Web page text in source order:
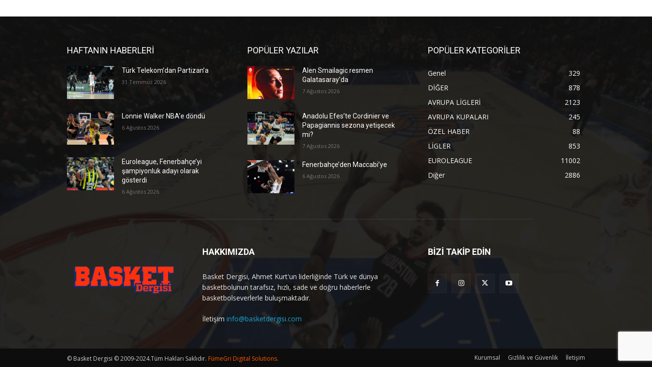
HAFTANIN HABERLERİ
Türk Telekom’dan Partizan’a
31 Temmuz 2026
Lonnie Walker NBA’e döndü
6 Ağustos 2026
Euroleague, Fenerbahçe’yi
şampiyonluk adayı olarak
gösterdi
6 Ağustos 2026
POPÜLER YAZILAR
Alen Smailagic resmen
Galatasaray’da
7 Ağustos 2026
Anadolu Efes’te Cordinier ve
Papagiannis sezona yetişecek
mi?
7 Ağustos 2026
Fenerbahçe’den Maccabi’ye
6 Ağustos 2026
POPÜLER KATEGORİLER
Genel
329
DİĞER
878
AVRUPA LİGLERİ
2123
AVRUPA KUPALARI
245
ÖZEL HABER
88
LİGLER
853
EUROLEAGUE
11002
Diğer
2886
HAKKIMIZDA
Basket Dergisi, Ahmet Kurt'un liderliğinde Türk ve dünya
basketbolunun tarafsız, hızlı, sade ve doğru haberlerle
basketbolseverlerle buluşmaktadır.
İletişim info@basketdergisi.com
BİZİ TAKİP EDİN
© Basket Dergisi © 2009-2024.Tüm Hakları Saklıdır. FümeGri Digital Solutions. Kurumsal Gizlilik ve Güvenlik İletişim